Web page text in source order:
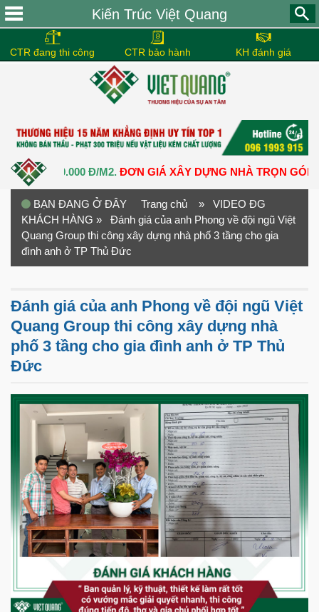
Kiến Trúc Việt Quang
CTR đang thi công CTR bảo hành KH đánh giá
Đ/M2.ĐƠN GIÁ XÂY DỰNG NHÀ TRỌN GÓI TỪ
BẠN ĐANG Ở ĐÂY Trang chủ » VIDEO ĐG
KHÁCH HÀNG » Đánh giá của anh Phong về đội ngũ Việt
Quang Group thi công xây dựng nhà phố 3 tầng cho gia
đình anh ở TP Thủ Đức
Đánh giá của anh Phong về đội ngũ Việt
Quang Group thi công xây dựng nhà
phố 3 tầng cho gia đình anh ở TP Thủ
Đức